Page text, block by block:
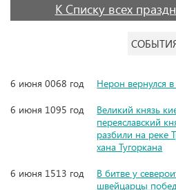
К Списку всех
6 июня 0068 год
Нерон вернулся
6 июня 1095 год
Великий князь
переяславский
разбили на реке
хана Тугоркана
6 июня 1513 год
В битве у
швейцарцы